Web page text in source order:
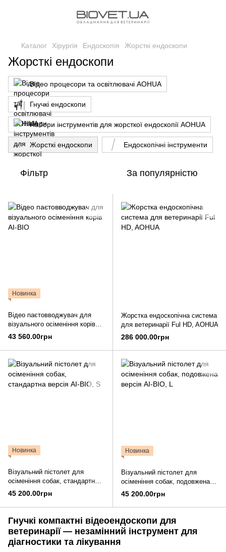
Каталог Хірургія Ендоскопія Жорсткі ендоскопи
Жорсткі ендоскопи
Відео процесори та освітлювачі AOHUA
Гнучкі ендоскопи
Набори інструментів для жорсткої ендоскопії AOHUA
Жорсткі ендоскопи Ендоскопічні інструменти
Фільтр За популярністю
Новинка
Відео паєтовводжувач для
візуального осіменіння корів
AI-BIO
43 560.00грн
Жорстка ендоскопічна система
для ветеринарії Ful HD, AOHUA
286 000.00грн
Новинка
Візуальний пістолет для
осіменіння собак, стандартна
версія AI-BIO, S
45 200.00грн
Новинка
Візуальний пістолет для
осіменіння собак, подовжена
версія AI-BIO, L
45 200.00грн
Гнучкі компактні відеоендоскопи для
ветеринарії — незамінний інструмент для
діагностики та лікування